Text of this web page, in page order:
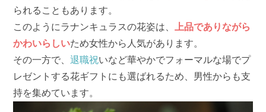
られることもあります。
このようにラナンキュラスの花姿は、
上品でありながら
かわいらしいため女性から人気があります。
その一方で、退職祝いなど華やかでフォーマルな場でプ
レゼントする花ギフトにも選ばれるため、男性からも支
持を集めています。